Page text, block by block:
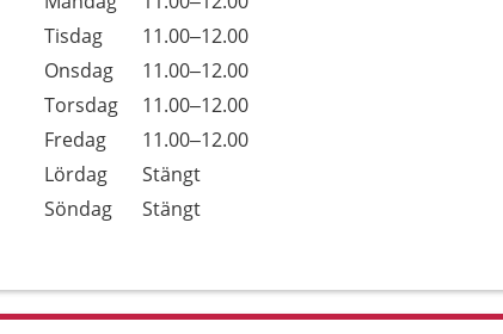
Tisdag
11.00–12.00
Onsdag
11.00–12.00
Torsdag
11.00–12.00
Fredag
11.00–12.00
Lördag
Stängt
Söndag
Stängt